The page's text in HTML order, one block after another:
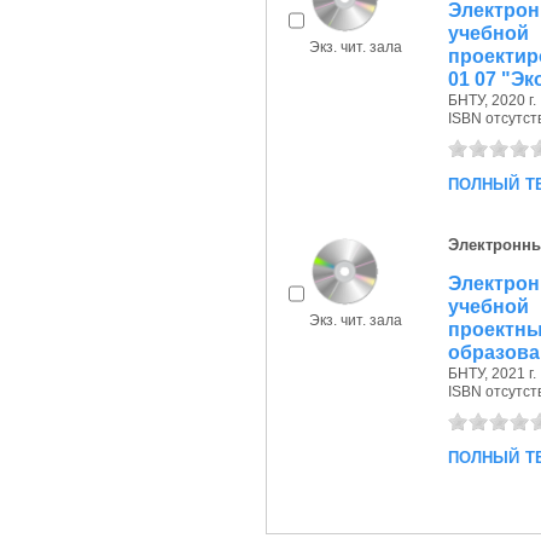
Экз. чит. зала
01 07
БНТУ, 2020 г.
ISBN
полный
Экз. чит. зала
БНТУ, 2021 г.
ISBN
полный